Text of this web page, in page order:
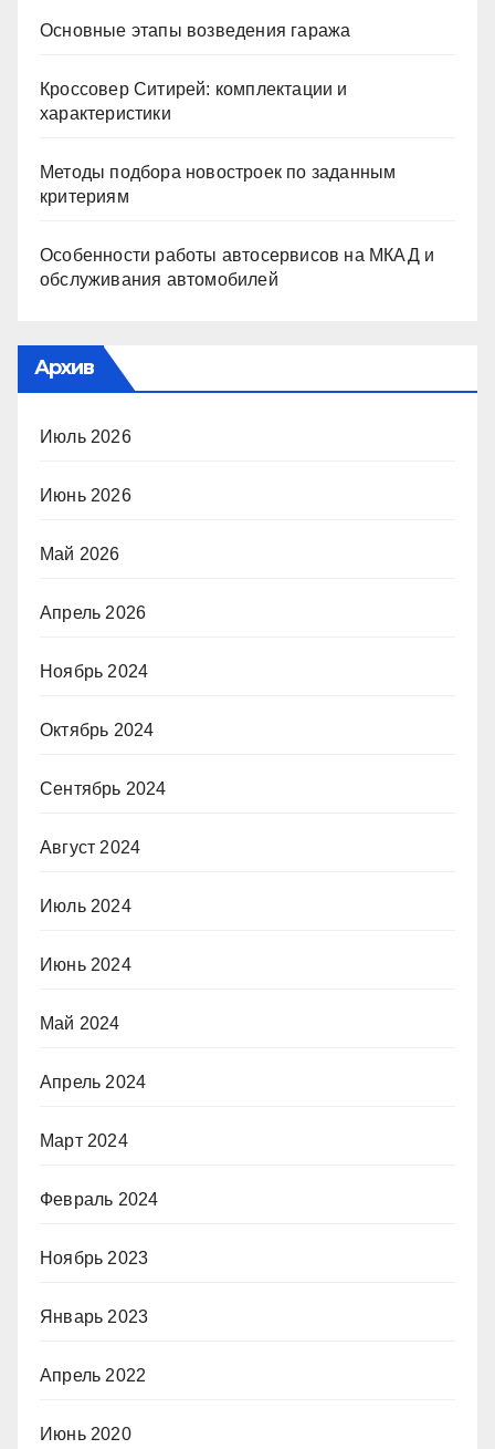
Основные этапы возведения гаража
Кроссовер Ситирей: комплектации и
характеристики
Методы подбора новостроек по заданным
критериям
Особенности работы автосервисов на МКАД и
обслуживания автомобилей
Архив
Июль 2026
Июнь 2026
Май 2026
Апрель 2026
Ноябрь 2024
Октябрь 2024
Сентябрь 2024
Август 2024
Июль 2024
Июнь 2024
Май 2024
Апрель 2024
Март 2024
Февраль 2024
Ноябрь 2023
Январь 2023
Апрель 2022
Июнь 2020